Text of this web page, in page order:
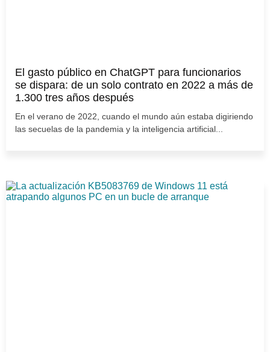
El gasto público en ChatGPT para funcionarios
se dispara: de un solo contrato en 2022 a más de
1.300 tres años después
En el verano de 2022, cuando el mundo aún estaba digiriendo
las secuelas de la pandemia y la inteligencia artificial...